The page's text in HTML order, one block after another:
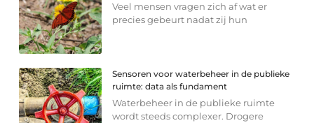
Veel mensen vragen zich af wat er
precies gebeurt nadat zij hun
Sensoren voor waterbeheer in de publieke
ruimte: data als fundament
Waterbeheer in de publieke ruimte
wordt steeds complexer. Drogere